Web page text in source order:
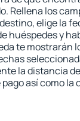
Rellena los
elige la
huéspedes y
te mostrarán
la distancia
así como la